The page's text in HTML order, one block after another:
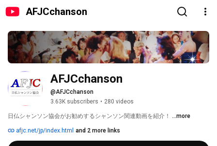
AFJCchanson
AFJCchanson
@AFJCchanson
3.63K subscribers • 280 videos
日仏シャンソン協会がお勧めするシャンソン関連動画を紹介！ ...more
afjc.net/jp/index.html and 2 more links